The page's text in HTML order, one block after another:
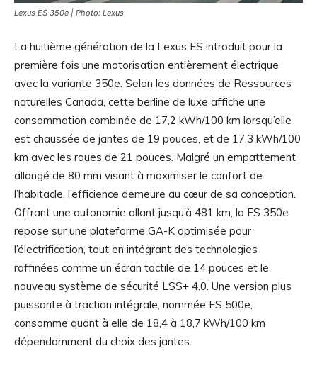
Lexus ES 350e | Photo: Lexus
La huitième génération de la Lexus ES introduit pour la
première fois une motorisation entièrement électrique
avec la variante 350e. Selon les données de Ressources
naturelles Canada, cette berline de luxe affiche une
consommation combinée de 17,2 kWh/100 km lorsqu’elle
est chaussée de jantes de 19 pouces, et de 17,3 kWh/100
km avec les roues de 21 pouces. Malgré un empattement
allongé de 80 mm visant à maximiser le confort de
l’habitacle, l’efficience demeure au cœur de sa conception.
Offrant une autonomie allant jusqu’à 481 km, la ES 350e
repose sur une plateforme GA-K optimisée pour
l’électrification, tout en intégrant des technologies
raffinées comme un écran tactile de 14 pouces et le
nouveau système de sécurité LSS+ 4.0. Une version plus
puissante à traction intégrale, nommée ES 500e,
consomme quant à elle de 18,4 à 18,7 kWh/100 km
dépendamment du choix des jantes.